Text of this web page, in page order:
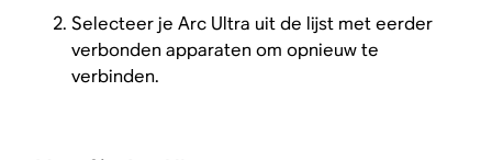
Selecteer je Arc Ultra uit de lijst met eerder
verbonden apparaten om opnieuw te
verbinden.